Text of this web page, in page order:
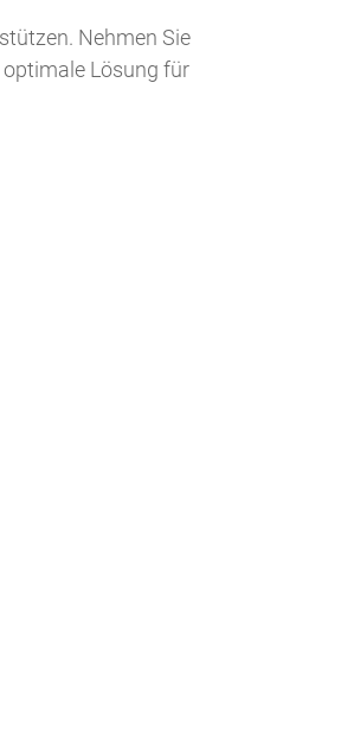
Nehmen Sie
Lösung für